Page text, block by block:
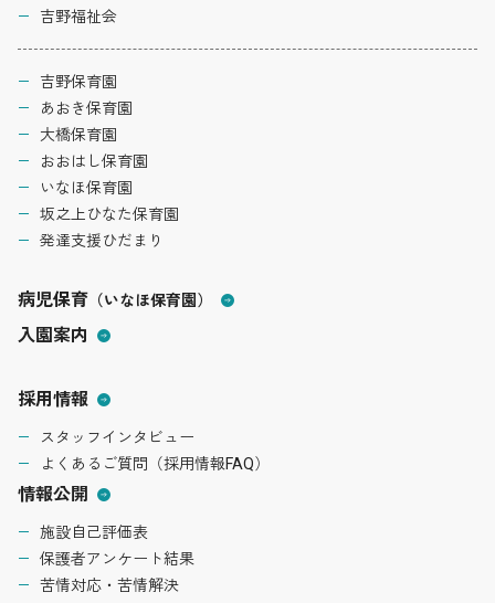
吉野福祉会
吉野保育園
あおき保育園
大橋保育園
おおはし保育園
いなほ保育園
坂之上ひなた保育園
発達支援ひだまり
病児保育 （いなほ保育園）
入園案内
採用情報
スタッフインタビュー
よくあるご質問（採用情報FAQ）
情報公開
施設自己評価表
保護者アンケート結果
苦情対応・苦情解決